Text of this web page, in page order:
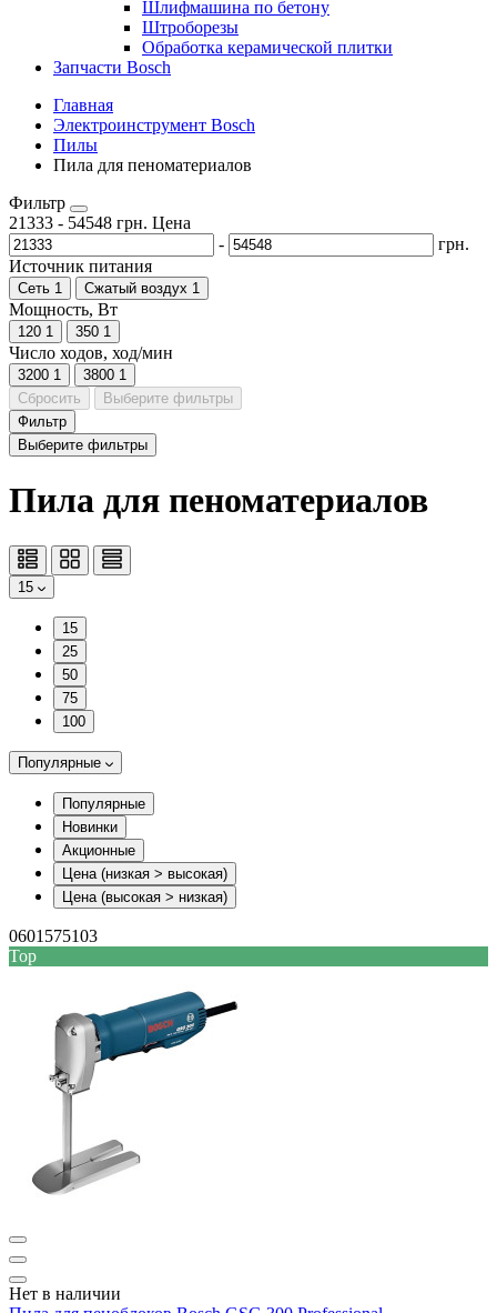
Шлифмашина по бетону
Штроборезы
Обработка керамической плитки
Запчасти Bosch
Главная
Электроинструмент Bosch
Пилы
Пила для пеноматериалов
Фильтр
21333 - 54548 грн. Цена
-
грн.
Источник питания
Сеть 1 Сжатый воздух 1
Мощность, Вт
120 1 350 1
Число ходов, ход/мин
3200 1 3800 1
Сбросить
Выберите фильтры
Фильтр
Выберите фильтры
Пила для пеноматериалов
15
15
25
50
75
100
Популярные
Популярные
Новинки
Акционные
Цена (низкая > высокая)
Цена (высокая > низкая)
0601575103
Top
Нет в наличии